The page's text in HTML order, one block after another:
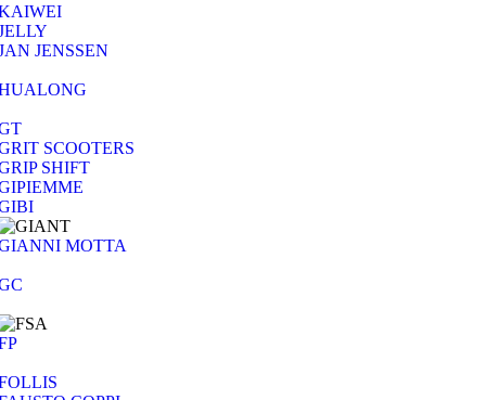
JENSSEN
SCOOTERS
SHIFT
MOTTA